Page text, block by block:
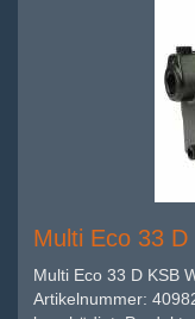
Multi Eco 33
Multi Eco 33 D KSB
Artikelnummer: